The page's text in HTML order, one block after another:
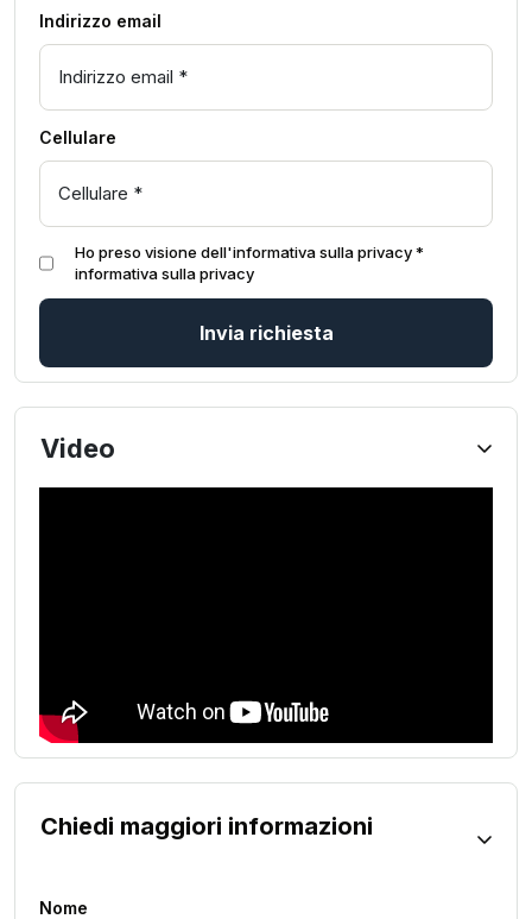
Indirizzo email
Cellulare
Ho preso visione dell'informativa sulla privacy *
informativa sulla privacy
Invia richiesta
Video
Chiedi maggiori informazioni
Nome